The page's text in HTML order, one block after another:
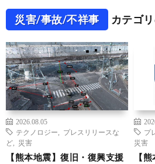
災害/事故/不祥事 カテゴ
2026.08.05
テクノロジー
プレスリリースな
ど
災害
【熊本地震】復旧・復興支援
プ
災害
【